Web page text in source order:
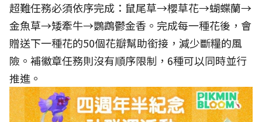
超難任務必須依序完成：鼠尾草→櫻草花→蝴蝶蘭→
金魚草→矮牽牛→鸚鵡鬱金香。完成每一種花後，會
贈送下一種花的50個花瓣幫助銜接，減少斷糧的風
險。補徽章任務則沒有順序限制，6種可以同時並行
推進。